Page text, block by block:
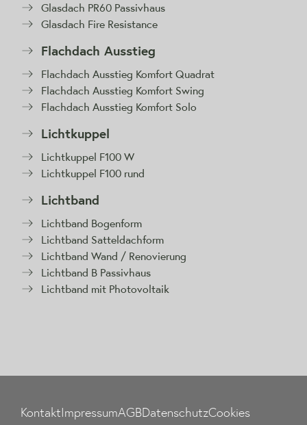
Glasdach PR60 Passivhaus
Glasdach Fire Resistance
Flachdach Ausstieg
Flachdach Ausstieg Komfort Quadrat
Flachdach Ausstieg Komfort Swing
Flachdach Ausstieg Komfort Solo
Lichtkuppel
Lichtkuppel F100 W
Lichtkuppel F100 rund
Lichtband
Lichtband Bogenform
Lichtband Satteldachform
Lichtband Wand / Renovierung
Lichtband B Passivhaus
Lichtband mit Photovoltaik
KontaktImpressumAGBDatenschutzCookies